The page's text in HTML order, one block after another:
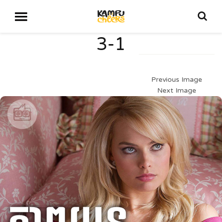
3-1
Previous Image
Next Image